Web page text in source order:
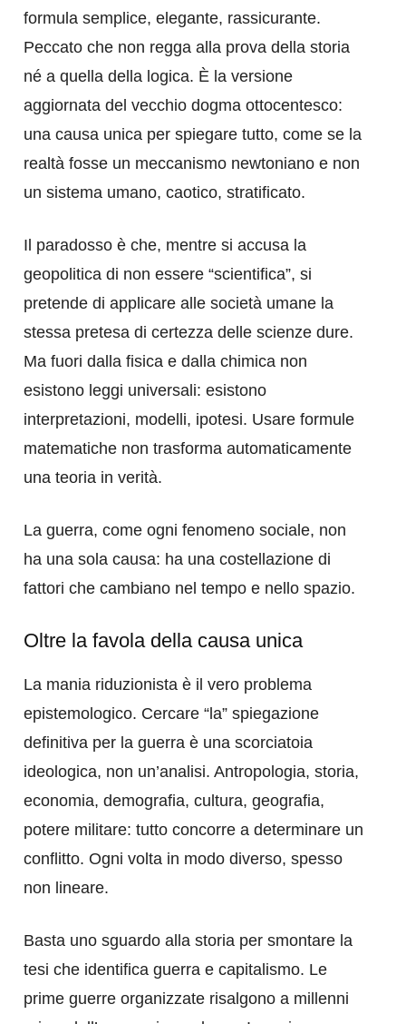
formula semplice, elegante, rassicurante.
Peccato che non regga alla prova della storia
né a quella della logica. È la versione
aggiornata del vecchio dogma ottocentesco:
una causa unica per spiegare tutto, come se la
realtà fosse un meccanismo newtoniano e non
un sistema umano, caotico, stratificato.
Il paradosso è che, mentre si accusa la
geopolitica di non essere “scientifica”, si
pretende di applicare alle società umane la
stessa pretesa di certezza delle scienze dure.
Ma fuori dalla fisica e dalla chimica non
esistono leggi universali: esistono
interpretazioni, modelli, ipotesi. Usare formule
matematiche non trasforma automaticamente
una teoria in verità.
La guerra, come ogni fenomeno sociale, non
ha una sola causa: ha una costellazione di
fattori che cambiano nel tempo e nello spazio.
Oltre la favola della causa unica
La mania riduzionista è il vero problema
epistemologico. Cercare “la” spiegazione
definitiva per la guerra è una scorciatoia
ideologica, non un’analisi. Antropologia, storia,
economia, demografia, cultura, geografia,
potere militare: tutto concorre a determinare un
conflitto. Ogni volta in modo diverso, spesso
non lineare.
Basta uno sguardo alla storia per smontare la
tesi che identifica guerra e capitalismo. Le
prime guerre organizzate risalgono a millenni